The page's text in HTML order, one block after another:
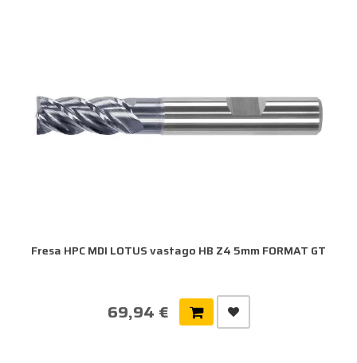
Fresa HPC MDI LOTUS vastago HB Z4 5mm FORMAT GT
69,94 €